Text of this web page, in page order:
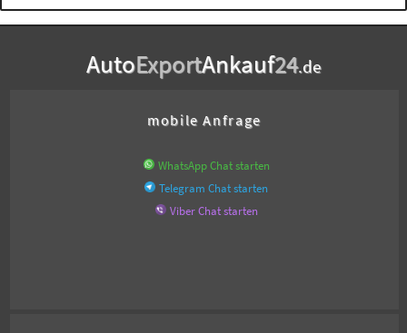
AutoExportAnkauf24.de
mobile Anfrage
WhatsApp Chat starten
Telegram Chat starten
Viber Chat starten